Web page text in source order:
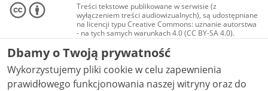
Treści tekstowe publikowane w serwisie (z
wyłączeniem treści audiowizualnych), są udostępniane
na licencji typu Creative Commons: uznanie autorstwa
- na tych samych warunkach 4.0 (CC BY-SA 4.0).
Materiały audiowizualne, w tym zdjęcia, materiały
audio i wideo, są udostępniane na licencji typu
Creative Commons: uznanie autorstwa użycie
niekomercyjne - bez utworów zależnych 4.0 (CC BY-
NC-ND 4.0), o ile nie jest to stwierdzone inaczej.
Dbamy o Twoją prywatność
Wykorzystujemy pliki cookie w celu zapewnienia
prawidłowego funkcjonowania naszej witryny oraz do